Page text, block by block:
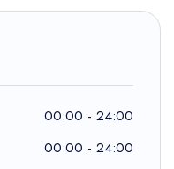
00:00 - 24:00
00:00 - 24:00